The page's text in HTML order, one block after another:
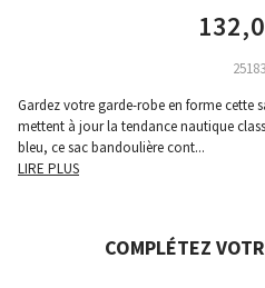
25183
Gardez votre garde-robe en forme cette
mettent à jour la tendance nautique
bleu, ce sac bandoulière cont...
LIRE PLUS
COMPLÉTEZ